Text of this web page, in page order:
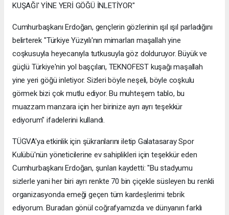
KUŞAĞI' YİNE YERİ GÖĞÜ İNLETİYOR"
Cumhurbaşkanı Erdoğan, gençlerin gözlerinin ışıl ışıl parladığını
belirterek "Türkiye Yüzyılı'nın mimarları maşallah yine
coşkusuyla heyecanıyla tutkusuyla göz dolduruyor. Büyük ve
güçlü Türkiye'nin yol başçıları, TEKNOFEST kuşağı maşallah
yine yeri göğü inletiyor. Sizleri böyle neşeli, böyle coşkulu
görmek bizi çok mutlu ediyor. Bu muhteşem tablo, bu
muazzam manzara için her birinize ayrı ayrı teşekkür
ediyorum" ifadelerini kullandı.
TÜGVA'ya etkinlik için şükranlarını iletip Galatasaray Spor
Kulübü'nün yöneticilerine ev sahiplikleri için teşekkür eden
Cumhurbaşkanı Erdoğan, şunları kaydetti: "Bu stadyumu
sizlerle yani her biri ayrı renkte 70 bin çiçekle süsleyen bu renkli
organizasyonda emeği geçen tüm kardeşlerimi tebrik
ediyorum. Buradan gönül coğrafyamızda ve dünyanın farklı